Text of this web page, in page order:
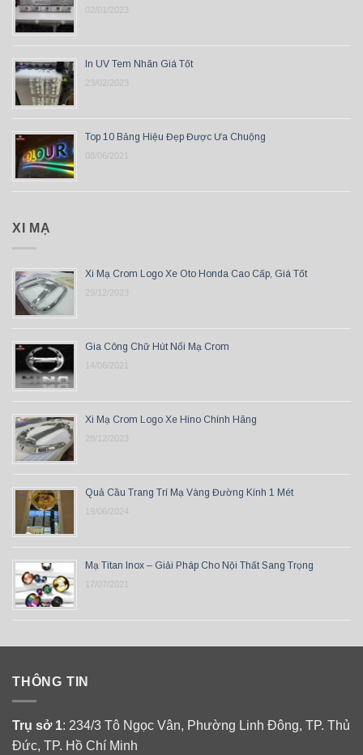
02/01/2023
In UV Tem Nhãn Giá Tốt
23/02/2023
Top 10 Bảng Hiệu Đẹp Được Ưa Chuộng
08/06/2021
XI MẠ
Xi Mạ Crom Logo Xe Oto Honda Cao Cấp, Giá Tốt
29/12/2023
Gia Công Chữ Hút Nổi Mạ Crom
14/06/2021
Xi Mạ Crom Logo Xe Hino Chính Hãng
28/12/2023
Quả Cầu Trang Trí Mạ Vàng Đường Kính 1 Mét
19/06/2024
Mạ Titan Inox – Giải Pháp Cho Nội Thất Sang Trọng
17/07/2021
THÔNG TIN
Trụ sở 1: 234/3 Tô Ngọc Vân, Phường Linh Đông, TP. Thủ
Đức, TP. Hồ Chí Minh